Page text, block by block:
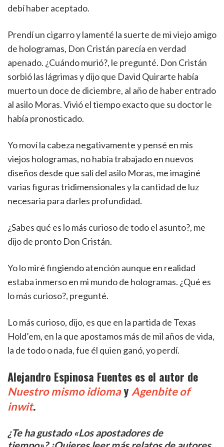
debí haber aceptado.
Prendí un cigarro y lamenté la suerte de mi viejo amigo
de hologramas, Don Cristán parecía en verdad
apenado. ¿Cuándo murió?, le pregunté. Don Cristán
sorbió las lágrimas y dijo que David Quirarte había
muerto un doce de diciembre, al año de haber entrado
al asilo Moras. Vivió el tiempo exacto que su doctor le
había pronosticado.
Yo moví la cabeza negativamente y pensé en mis
viejos hologramas, no había trabajado en nuevos
diseños desde que salí del asilo Moras, me imaginé
varias figuras tridimensionales y la cantidad de luz
necesaria para darles profundidad.
¿Sabes qué es lo más curioso de todo el asunto?, me
dijo de pronto Don Cristán.
Yo lo miré fingiendo atención aunque en realidad
estaba inmerso en mi mundo de hologramas. ¿Qué es
lo más curioso?, pregunté.
Lo más curioso, dijo, es que en la partida de Texas
Hold’em, en la que apostamos más de mil años de vida,
la de todo o nada, fue él quien ganó, yo perdí.
Alejandro Espinosa Fuentes es el autor de
Nuestro mismo idiomay Agenbite of
inwit.
¿Te ha gustado«Los apostadores de